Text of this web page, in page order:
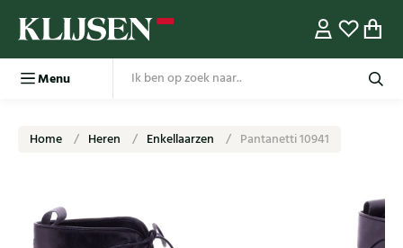
Menu
Home Heren Enkellaarzen Pantanetti 10941